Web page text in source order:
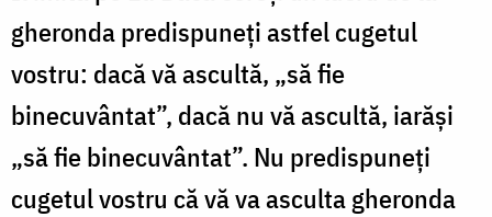
gheronda predispuneți astfel cugetul
vostru: dacă vă ascultă, „să fie
binecuvântat”, dacă nu vă ascultă, iarăși
„să fie binecuvântat”. Nu predispuneți
cugetul vostru că vă va asculta gheronda